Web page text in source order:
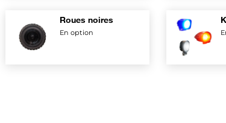
Roues noires
En option